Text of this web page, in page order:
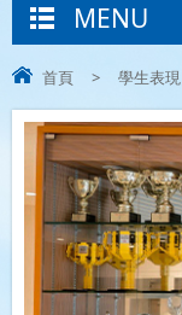
MENU
首頁 > 學生表現